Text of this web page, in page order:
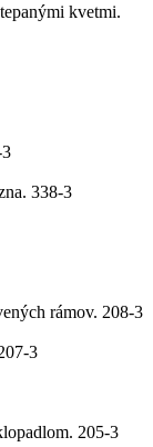
kvetmi.
338-3
rámov. 208-3
3
205-3